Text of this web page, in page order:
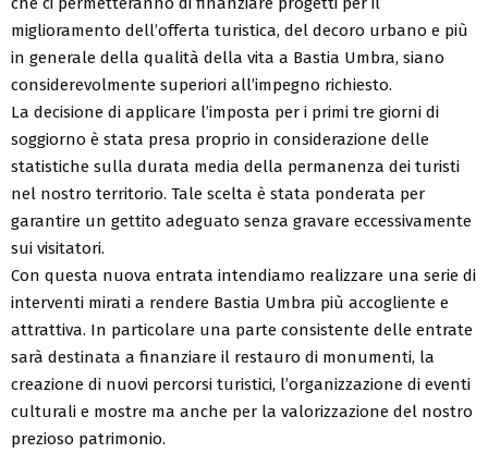
miglioramento dell’offerta turistica, del decoro urbano e più
in generale della qualità della vita a Bastia Umbra, siano
considerevolmente superiori all’impegno richiesto.
La decisione di applicare l’imposta per i primi tre giorni di
soggiorno è stata presa proprio in considerazione delle
statistiche sulla durata media della permanenza dei turisti
nel nostro territorio. Tale scelta è stata ponderata per
garantire un gettito adeguato senza gravare eccessivamente
sui visitatori.
Con questa nuova entrata intendiamo realizzare una serie di
interventi mirati a rendere Bastia Umbra più accogliente e
attrattiva. In particolare una parte consistente delle entrate
sarà destinata a finanziare il restauro di monumenti, la
creazione di nuovi percorsi turistici, l’organizzazione di eventi
culturali e mostre ma anche per la valorizzazione del nostro
prezioso patrimonio.